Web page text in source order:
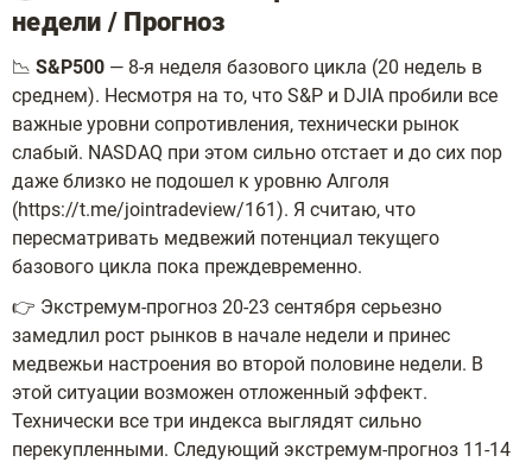
недели / Прогноз
📉 S&P500 — 8-я неделя базового цикла (20 недель в
среднем). Несмотря на то, что S&P и DJIA пробили все
важные уровни сопротивления, технически рынок
слабый. NASDAQ при этом сильно отстает и до сих пор
даже близко не подошел к уровню Алголя
(https://t.me/jointradeview/161). Я считаю, что
пересматривать медвежий потенциал текущего
базового цикла пока преждевременно.
👉 Экстремум-прогноз 20-23 сентября серьезно
замедлил рост рынков в начале недели и принес
медвежьи настроения во второй половине недели. В
этой ситуации возможен отложенный эффект.
Технически все три индекса выглядят сильно
перекупленными. Следующий экстремум-прогноз 11-14